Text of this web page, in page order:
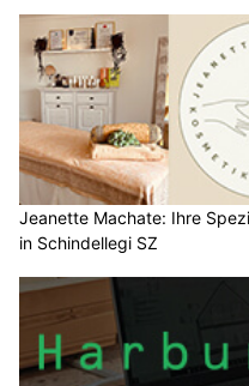
Jeanette Machate: Ihre
in Schindellegi SZ